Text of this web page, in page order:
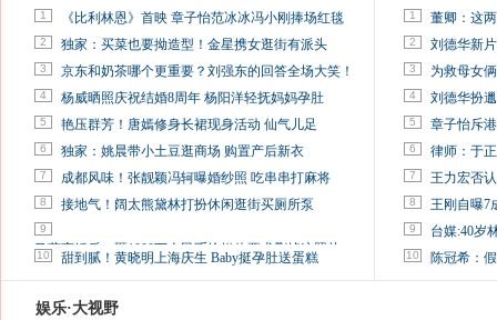
1 《比利林恩》首映 章子怡范冰冰冯小刚捧场红毯
2 独家：买菜也要拗造型！金星携女逛街有派头
3 京东和奶茶哪个更重要？刘强东的回答全场大笑！
4 杨威晒照庆祝结婚8周年 杨阳洋轻抚妈妈孕肚
5 艳压群芳！唐嫣修身长裙现身活动 仙气儿足
6 独家：姚晨带小土豆逛商场 购置产后新衣
7 成都风味！张靓颖冯轲曝婚纱照 吃串串打麻将
8 接地气！阔太熊黛林打扮休闲逛街买厕所泵
9
马蓉离婚后，砸1000万人民币给媒体要求删掉这照片
10 甜到腻！黄晓明上海庆生 Baby挺孕肚送蛋糕
1 董卿：这
2 刘德华新
3 为救母女
4 刘德华扮
5 章子怡斥
6 律师：于
7 王力宏否
8 王刚自曝7
9 台媒:40岁
10 陈冠希：
娱乐·大视野